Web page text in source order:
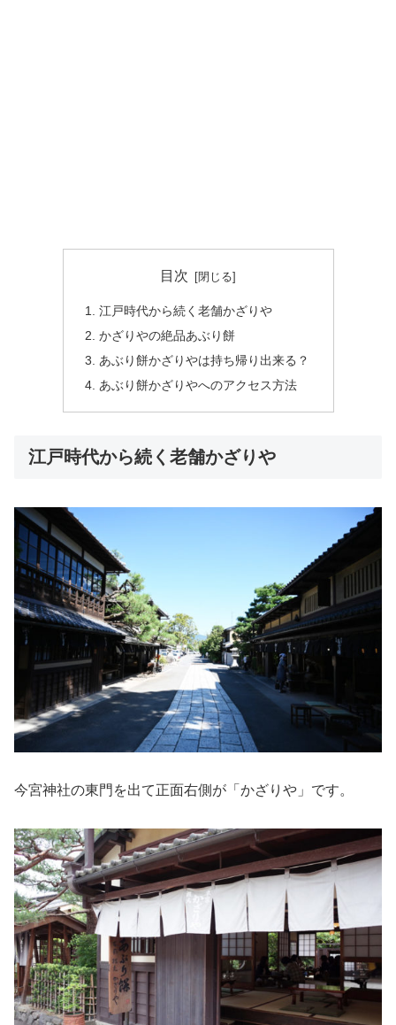
目次
江戸時代から続く老舗かざりや
かざりやの絶品あぶり餅
あぶり餅かざりやは持ち帰り出来る？
あぶり餅かざりやへのアクセス方法
江戸時代から続く老舗かざりや
今宮神社の東門を出て正面右側が「かざりや」です。